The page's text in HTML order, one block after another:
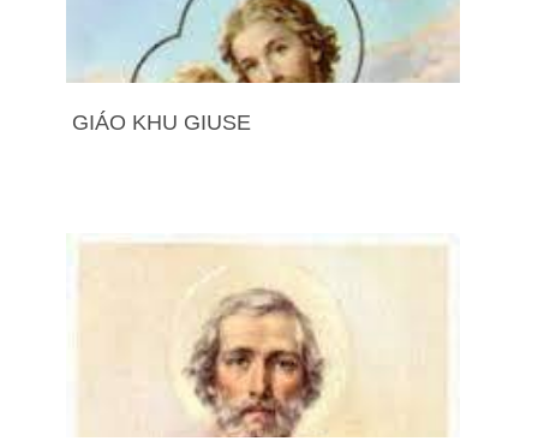
GIÁO KHU GIUSE